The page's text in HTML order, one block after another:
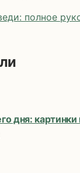
полное
дня: